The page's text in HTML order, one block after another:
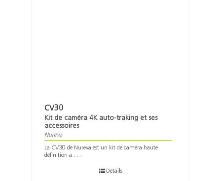
CV30
Kit de caméra 4K auto-traking et ses
accessoires
Nureva
La CV30 de Nureva est un kit de caméra haute
définition a . . .
Détails